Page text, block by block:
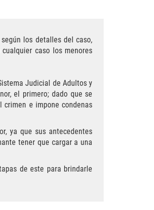
los detalles del caso,
caso los menores
Judicial de Adultos y
el primero; dado que se
e impone condenas
ya que sus antecedentes
tener que cargar a una
de este para brindarle